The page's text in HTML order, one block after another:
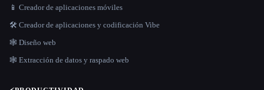
📱 Creador de aplicaciones móviles
🛠️ Creador de aplicaciones y codificación Vibe
🕸 Diseño web
🕸️ Extracción de datos y raspado web